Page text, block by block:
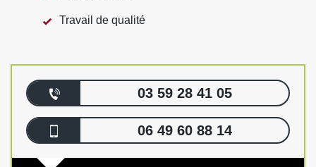
Travail de qualité
03 59 28 41 05
06 49 60 88 14